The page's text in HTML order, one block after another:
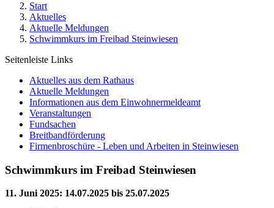
Start
Aktuelles
Aktuelle Meldungen
Schwimmkurs im Freibad Steinwiesen
Seitenleiste Links
Aktuelles aus dem Rathaus
Aktuelle Meldungen
Informationen aus dem Einwohnermeldeamt
Veranstaltungen
Fundsachen
Breitbandförderung
Firmenbroschüre - Leben und Arbeiten in Steinwiesen
Schwimmkurs im Freibad Steinwiesen
11. Juni 2025: 14.07.2025 bis 25.07.2025